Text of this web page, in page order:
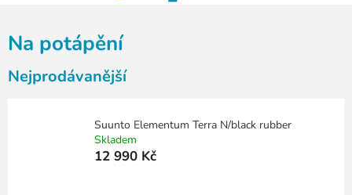
Na potápění
Nejprodávanější
Suunto Elementum Terra N/black rubber
Skladem
12 990 Kč